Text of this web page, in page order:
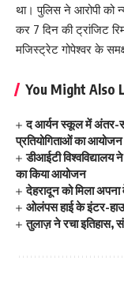
था। पुलिस ने आरोपी को
कर 7 दिन की ट्रांजिट
मजिस्ट्रेट गोपेश्वर के
You Might Also
द आर्यन स्कूल में अंतर-
प्रतियोगिताओं का आयोजन
डीआईटी विश्वविद्यालय
का किया आयोजन
देहरादून को मिला
ओलंपस हाई के इंटर-
तुलाज़ ने रचा इतिहास,